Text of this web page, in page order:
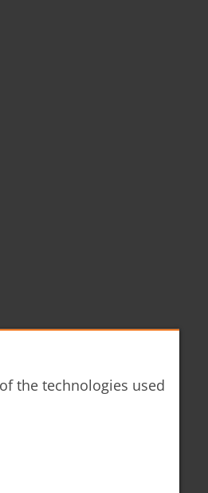
the technologies used